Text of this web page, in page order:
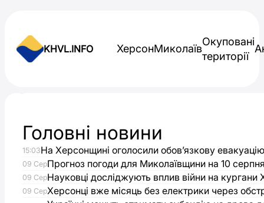
KHVL.INFO ХерсонМиколаїв
Окуповані
території
Україна
отримає
Головні новини
15:03На Херсонщині оголосили обов’язкову
09 СерПрогноз погоди для Миколаївщини на 10
09 СерНауковці досліджують вплив війни на
09 СерХерсонці вже місяць без електрики через